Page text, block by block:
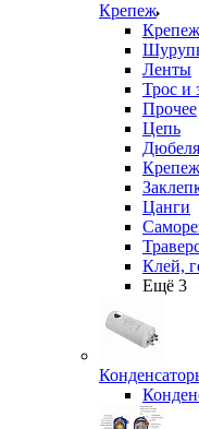
Крепеж
Ленты
Трос и
Прочее
Цепь
Дюбеля
Крепеж
Цанги
Клей,
Ещё 3